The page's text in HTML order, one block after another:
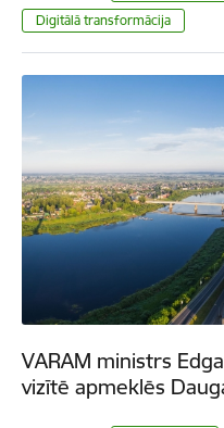
Digitālā transformācija
VARAM ministrs
vizītē apmeklēs